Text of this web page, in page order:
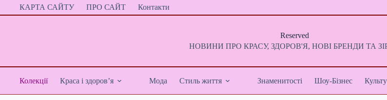
ПерейтиКАРТА САЙТУ ПРО САЙТ Контакти
Reserved
НОВИНИ ПРО КРАСУ, ЗДОРОВ'Я, НОВІ БРЕНДИ ТА
Колекції Краса і здоров’я Мода Стиль життя Знаменитості Шоу-Бізнес